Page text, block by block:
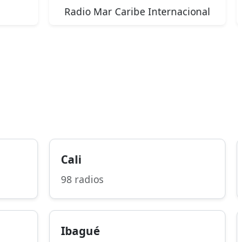
Radio Mar Caribe Internacional
Cali
98 radios
Ibagué